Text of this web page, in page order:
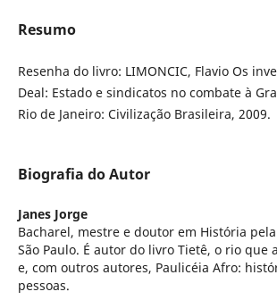
Resumo
Resenha do livro: LIMONCIC, Flavio Os
Deal: Estado e sindicatos no combate à
Rio de Janeiro: Civilização Brasileira, 2009.
Biografia do Autor
Janes Jorge
Bacharel, mestre e doutor em História
São Paulo. É autor do livro Tietê, o rio que
e, com outros autores, Paulicéia Afro:
pessoas.